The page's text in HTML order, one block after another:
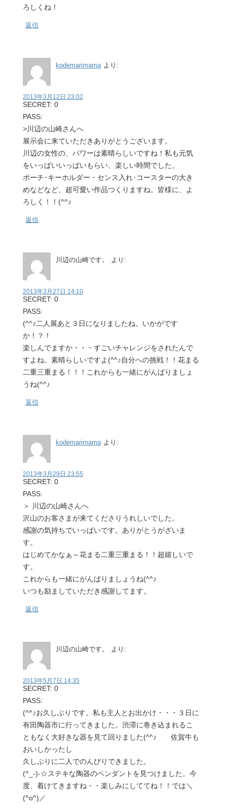
ろしくね！
返信
kodemarimama より:
2013年3月12日 23:02
SECRET: 0
PASS:
>川辺の山崎さんへ
展示会に来ていただきありがとうございます。
川辺の女性の、パワーは素晴らしいですね！私も元気
をいっぱいいっぱいもらい、楽しい時間でした。
ポーチ･キーホルダー・センス入れ･コースターの大き
めなどなど、超可愛い作品つくりますね。皆様に、よ
ろしく！！(^^♪
返信
川辺の山崎です。 より:
2013年3月27日 14:10
SECRET: 0
PASS:
(^^♪二人展あと３日になりましたね。いかがです
か！？！
楽しんでますか・・・すごいチャレンジをされたんで
すよね。素晴らしいですよ(^^♪自分への挑戦！！花まる
二重三重まる！！！これからも一緒にがんばりましょ
うね(^^♪
返信
kodemarimama より:
2013年3月29日 23:55
SECRET: 0
PASS:
＞ 川辺の山崎さんへ
沢山のお客さまが来てくださりうれしいでした。
感謝の気持ちでいっぱいです。ありがとうがざいま
す。
はじめてかなぁ～花まる二重三重まる！！超嬉しいで
す。
これからも一緒にがんばりましょうね(^^♪
いつも励ましていただき感謝してます。
返信
川辺の山崎です。 より:
2013年5月7日 14:35
SECRET: 0
PASS:
(^^♪お久しぶりです。私も主人とお出かけ・・・３日に
有田陶器市に行ってきました。渋滞に巻き込まれるこ
ともなく大好きな器を見て回りました(^^♪ 佐賀牛も
おいしかったし
久しぶりに二人でのんびりできました。
(^_-)-☆ステキな陶器のペンダントを見つけました。今
度、着けてきますね・・楽しみにしててね！！では＼
(^o^)／